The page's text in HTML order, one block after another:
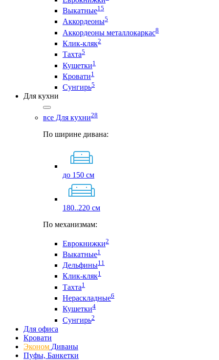
Выкатные15
Аккордеоны5
Аккордеоны металлокаркас8
Клик-кляк2
Тахта5
Кушетки1
Кровати1
Сунгирь5
Для кухни
все Для кухни28
По ширине дивана:
до 150 см
180..220 см
По механизмам:
Еврокнижки2
Выкатные1
Дельфины11
Клик-кляк1
Тахта1
Нераскладные6
Кушетки4
Сунгирь2
Для офиса
Кровати
Эконом Диваны
Пуфы, Банкетки